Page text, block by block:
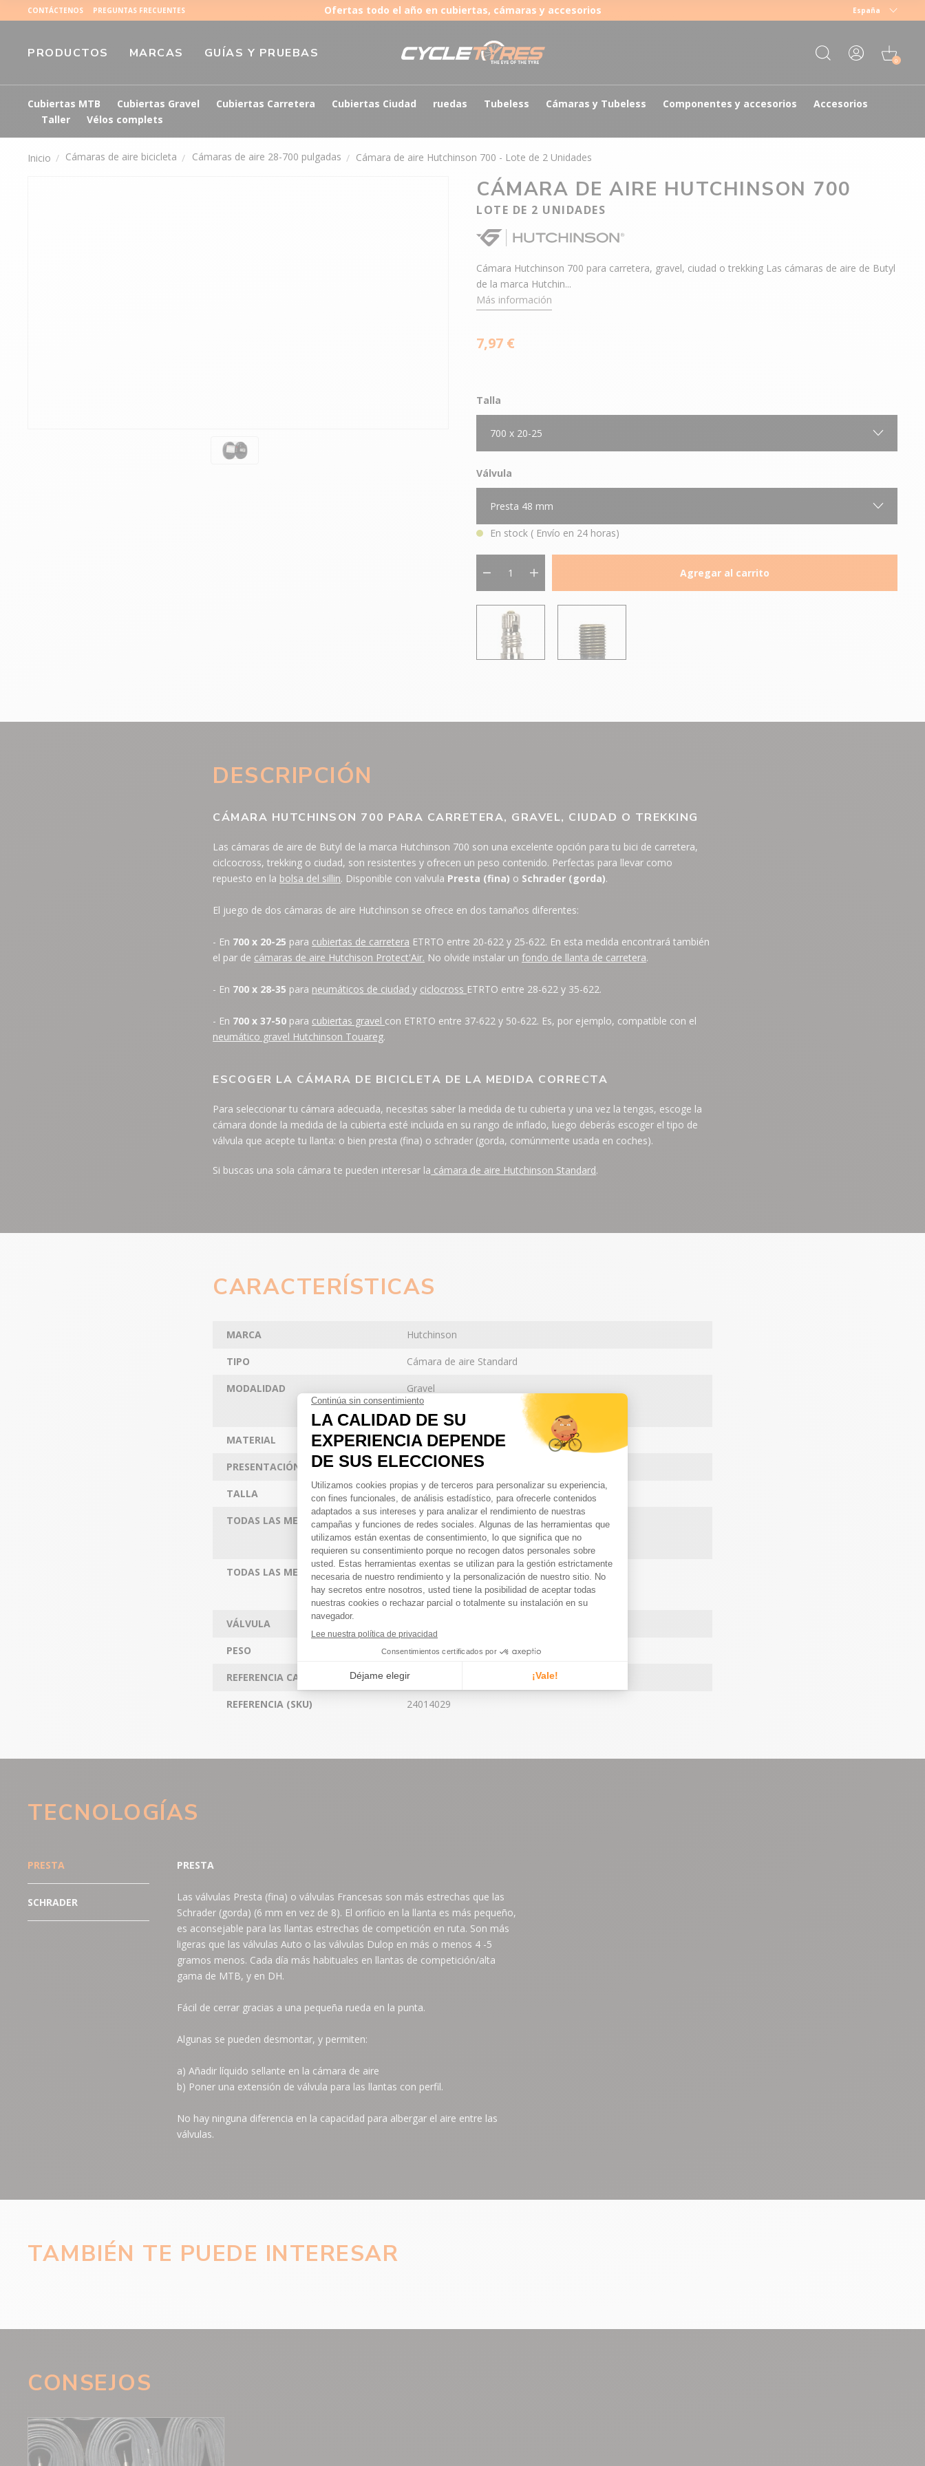
Ofertas todo el año en cubiertas, cámaras y accesorios
CONTÁCTENOS PREGUNTAS FRECUENTES España
PRODUCTOS MARCAS GUÍAS Y PRUEBAS 0
Cubiertas MTB Cubiertas Gravel Cubiertas Carretera Cubiertas Ciudad ruedas Tubeless Cámaras y Tubeless Componentes y accesorios
Accesorios
Taller
Vélos complets
Inicio Cámaras de aire bicicleta Cámaras de aire 28-700 pulgadas Cámara de aire Hutchinson 700 - Lote de 2 Unidades
CÁMARA DE AIRE HUTCHINSON 700
LOTE DE 2 UNIDADES
Cámara Hutchinson 700 para carretera, gravel, ciudad o trekking Las cámaras de aire de Butyl
de la marca Hutchin...
Más información
7,97 €
Talla
700 x 20-25
Válvula
Presta 48 mm
En stock ( Envío en 24 horas)
Agregar al carrito
DESCRIPCIÓN
CÁMARA HUTCHINSON 700 PARA CARRETERA, GRAVEL, CIUDAD O TREKKING
Las cámaras de aire de Butyl de la marca Hutchinson 700 son una excelente opción para tu bici de carretera,
ciclcocross, trekking o ciudad, son resistentes y ofrecen un peso contenido. Perfectas para llevar como
repuesto en la bolsa del sillin. Disponible con valvula Presta (fina) o Schrader (gorda).
El juego de dos cámaras de aire Hutchinson se ofrece en dos tamaños diferentes:
- En 700 x 20-25 para cubiertas de carretera ETRTO entre 20-622 y 25-622. En esta medida encontrará también
el par de cámaras de aire Hutchison Protect'Air. No olvide instalar unfondo de llanta de carretera.
- En 700 x 28-35 para neumáticos de ciudady ciclocross ETRTO entre 28-622 y 35-622.
- En 700 x 37-50 para cubiertas gravel con ETRTO entre 37-622 y 50-622. Es, por ejemplo, compatible con el
neumático gravel Hutchinson Touareg.
ESCOGER LA CÁMARA DE BICICLETA DE LA MEDIDA CORRECTA
Para seleccionar tu cámara adecuada, necesitas saber la medida de tu cubierta y una vez la tengas, escoge la
cámara donde la medida de la cubierta esté incluida en su rango de inflado, luego deberás escoger el tipo de
válvula que acepte tu llanta: o bien presta (fina) o schrader (gorda, comúnmente usada en coches).
Si buscas una sola cámara te pueden interesar la cámara de aire Hutchinson Standard.
CARACTERÍSTICAS
MARCA Hutchinson
TIPO Cámara de aire Standard
MODALIDAD
Gravel
Carretera
Ciudad
MATERIAL Butyl
PRESENTACIÓN / EMBALAGE Se vende por pares
TALLA 700 x 20-25
TODAS LAS MEDIDAS (MM)
700 x 20C
700 x 22C
700 x 25C
TODAS LAS MEDIDAS (ETRTO)
20-622
22-622
25-622
VÁLVULA
PESO 220 g
REFERENCIA CATÁLOGO CV657191
REFERENCIA (SKU) 24014029
TECNOLOGÍAS
PRESTA
SCHRADER
PRESTA
Las válvulas Presta (fina) o válvulas Francesas son más estrechas que las
Schrader (gorda) (6 mm en vez de 8). El orificio en la llanta es más pequeño,
es aconsejable para las llantas estrechas de competición en ruta. Son más
ligeras que las válvulas Auto o las válvulas Dulop en más o menos 4 -5
gramos menos. Cada día más habituales en llantas de competición/alta
gama de MTB, y en DH.
Fácil de cerrar gracias a una pequeña rueda en la punta.
Algunas se pueden desmontar, y permiten:
a) Añadir líquido sellante en la cámara de aire
b) Poner una extensión de válvula para las llantas con perfil.
No hay ninguna diferencia en la capacidad para albergar el aire entre las
válvulas.
TAMBIÉN TE PUEDE INTERESAR
CONSEJOS